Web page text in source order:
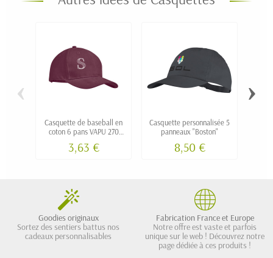
Casquette de baseball en
coton 6 pans VAPU 270
3,63 €
Casquette personnalisée 5
panneaux "Boston"
8,50 €
‹ ›
Goodies originaux
Sortez des sentiers battus nos
cadeaux personnalisables
Fabrication France et Europe
Notre offre est vaste et parfois
unique sur le web ! Découvrez notre
page dédiée à ces produits !